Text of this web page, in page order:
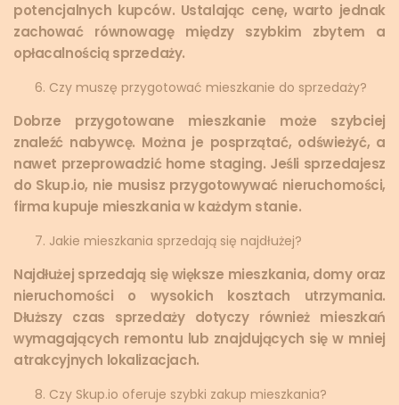
potencjalnych kupców. Ustalając cenę, warto jednak
zachować równowagę między szybkim zbytem a
opłacalnością sprzedaży.
Czy muszę przygotować mieszkanie do sprzedaży?
Dobrze przygotowane mieszkanie może szybciej
znaleźć nabywcę. Można je posprzątać, odświeżyć, a
nawet przeprowadzić home staging. Jeśli sprzedajesz
do Skup.io, nie musisz przygotowywać nieruchomości,
firma kupuje mieszkania w każdym stanie.
Jakie mieszkania sprzedają się najdłużej?
Najdłużej sprzedają się większe mieszkania, domy oraz
nieruchomości o wysokich kosztach utrzymania.
Dłuższy czas sprzedaży dotyczy również mieszkań
wymagających remontu lub znajdujących się w mniej
atrakcyjnych lokalizacjach.
Czy Skup.io oferuje szybki zakup mieszkania?